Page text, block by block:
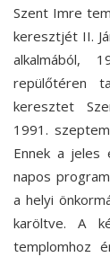
Szent Imre
keresztjét II.
alkalmából,
repülőtéren
keresztet
1991.
Ennek a jeles
napos
a helyi
karöltve. A
templomhoz